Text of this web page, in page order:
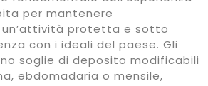
per mantenere
protetta e sotto
con i ideali del paese. Gli
soglie di deposito modificabili
ebdomadaria o mensile,